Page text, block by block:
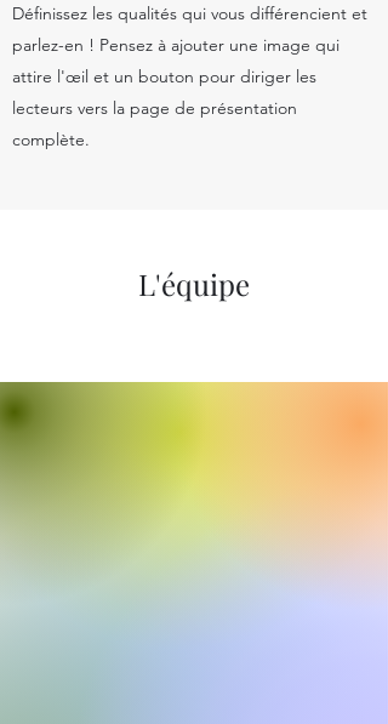
Définissez les qualités qui vous différencient et
parlez-en ! Pensez à ajouter une image qui
attire l'œil et un bouton pour diriger les
lecteurs vers la page de présentation
complète.
L'équipe